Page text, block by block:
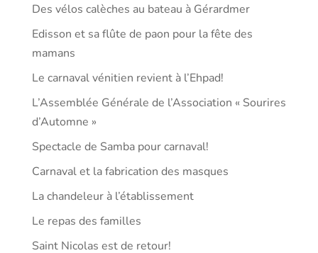
Des vélos calèches au bateau à Gérardmer
Edisson et sa flûte de paon pour la fête des
mamans
Le carnaval vénitien revient à l’Ehpad!
L’Assemblée Générale de l’Association « Sourires
d’Automne »
Spectacle de Samba pour carnaval!
Carnaval et la fabrication des masques
La chandeleur à l’établissement
Le repas des familles
Saint Nicolas est de retour!